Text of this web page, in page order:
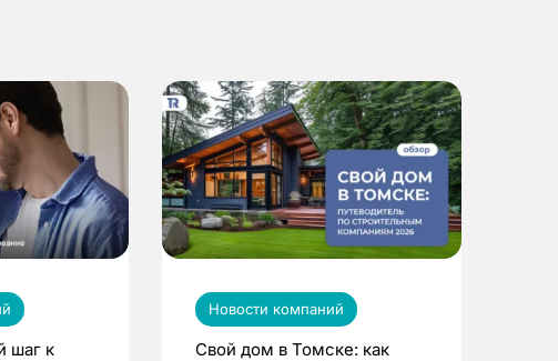
шаг к
Новости компаний
Свой дом в Томске: как